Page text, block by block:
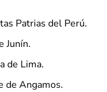
Patrias del Perú.
Junín.
de Lima.
de Angamos.